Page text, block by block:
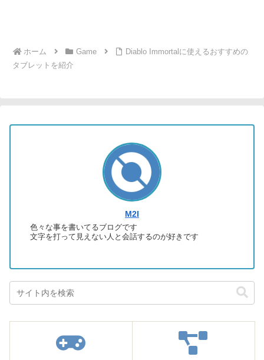
ホーム Game
Diablo Immortalに使えるおすすめの
タブレットを紹介
M2I
色々な事を書いてるブログです
文字を打って見えない人と会話するのが好きです